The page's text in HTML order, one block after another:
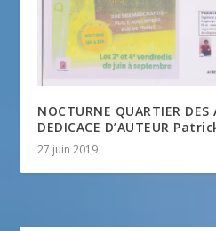
NOCTURNE QUARTIER DES
DEDICACE D’AUTEUR
27 juin 2019